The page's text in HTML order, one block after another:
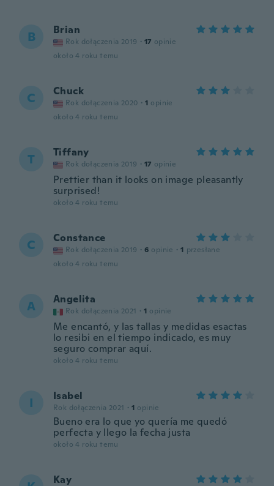
B Brian
Rok dołączenia 2019 · 17 opinie
około 4 roku temu
C Chuck
Rok dołączenia 2020 · 1 opinie
około 4 roku temu
T Tiffany
Rok dołączenia 2019 · 17 opinie
Prettier than it looks on image pleasantly
surprised!
około 4 roku temu
C Constance
Rok dołączenia 2019 · 6 opinie · 1 przesłane
około 4 roku temu
A Angelita
Rok dołączenia 2021 · 1 opinie
Me encantó, y las tallas y medidas esactas
lo resibi en el tiempo indicado, es muy
seguro comprar aquí.
około 4 roku temu
I Isabel
Rok dołączenia 2021 · 1 opinie
Bueno era lo que yo quería me quedó
perfecta y llego la fecha justa
około 4 roku temu
Kay